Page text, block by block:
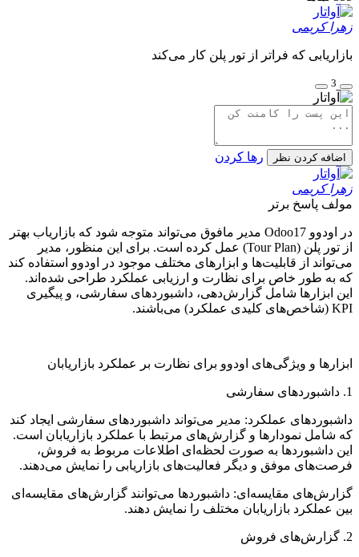
زهرا کریمی
بازاریابی که فراتر از تور پلن کار می‌کند
3
اضافه کردن نظر رها کردن
زهرا کریمی
مولف پاسخ برتر
در اودوو Odoo17 مدیر مافوق می‌تواند متوجه شود که بازاریاب بهتر
از تور پلن (Tour Plan) عمل کرده است. برای این منظور، مدیر
می‌تواند از قابلیت‌ها و ابزارهای مختلف موجود در اودوو استفاده کند
که به طور خاص برای نظارت و ارزیابی عملکرد طراحی شده‌اند.
این ابزارها شامل گزارش‌دهی، داشبوردهای سفارشی، و پیگیری
KPI (شاخص‌های کلیدی عملکرد) می‌باشند.
ابزارها و ویژگی‌های اودوو برای نظارت بر عملکرد بازاریابان
1. داشبوردهای سفارشی
داشبوردهای عملکرد: مدیر می‌تواند داشبوردهای سفارشی ایجاد کند
که شامل نمودارها و گزارش‌های مرتبط با عملکرد بازاریابان است.
این داشبوردها به صورت لحظه‌ای اطلاعات مربوط به فروش،
فرصت‌های موفق و دیگر فعالیت‌های بازاریابی را نمایش می‌دهند.
گزارش‌های مقایسه‌ای: داشبوردها می‌توانند گزارش‌های مقایسه‌ای
بین عملکرد بازاریابان مختلف را نمایش دهند.
2. گزارش‌های فروش